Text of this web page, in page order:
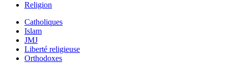
Religion
Catholiques
Islam
JMJ
Liberté religieuse
Orthodoxes